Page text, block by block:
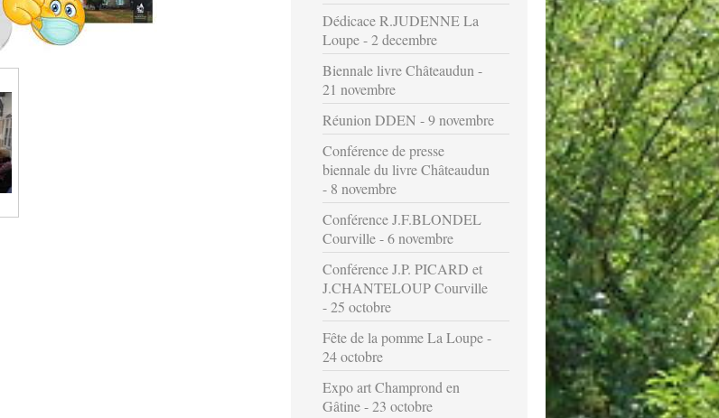
Dédicace R.JUDENNE La
Loupe - 2 decembre
Biennale livre Châteaudun -
21 novembre
Réunion DDEN - 9 novembre
Conférence de presse
biennale du livre Châteaudun
- 8 novembre
Conférence J.F.BLONDEL
Courville - 6 novembre
Conférence J.P. PICARD et
J.CHANTELOUP Courville
- 25 octobre
Fête de la pomme La Loupe -
24 octobre
Expo art Champrond en
Gâtine - 23 octobre